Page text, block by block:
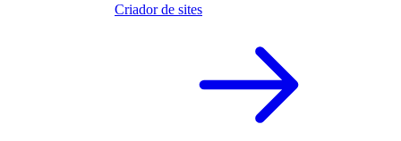
Criador de sites